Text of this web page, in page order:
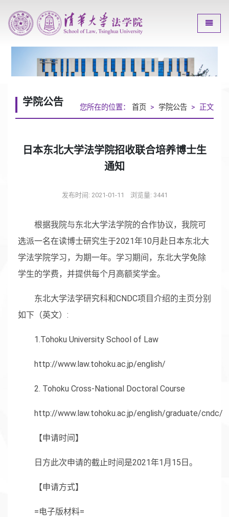
学院公告 您所在的位置： 首页 > 学院公告 > 正文
日本东北大学法学院招收联合培养博士生
通知
发布时间: 2021-01-11 浏览量: 3441
根据我院与东北大学法学院的合作协议，我院可
选派一名在读博士研究生于2021年10月赴日本东北大
学法学院学习，为期一年。学习期间，东北大学免除
学生的学费，并提供每个月高额奖学金。
东北大学法学研究科和CNDC项目介绍的主页分别
如下（英文）:
1.Tohoku University School of Law
http://www.law.tohoku.ac.jp/english/
2. Tohoku Cross-National Doctoral Course
http://www.law.tohoku.ac.jp/english/graduate/cndc/
【申请时间】
日方此次申请的截止时间是2021年1月15日。
【申请方式】
=电子版材料=